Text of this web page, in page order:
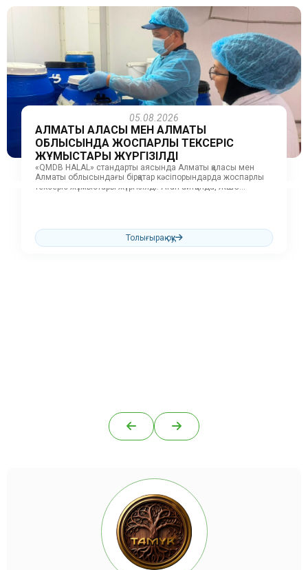
05.08.2026
АЛМАТЫ ҚАЛАСЫ МЕН АЛМАТЫ
ОБЛЫСЫНДА ЖОСПАРЛЫ ТЕКСЕРІС
ЖҰМЫСТАРЫ ЖҮРГІЗІЛДІ
«QMDB HALAL» стандарты аясында Алматы қаласы мен
Алматы облысындағы бірқатар кәсіпорындарда жоспарлы
тексеріс жұмыстары жүргізілді. Атап айтқанда, ЖШС
Толығырақ оқу